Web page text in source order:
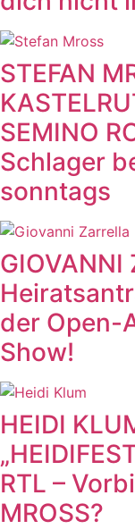
STEFAN
SEMINO
Schlager
sonntags
GIOVANNI
der Open-
Show!
HEIDI
RTL –
MROSS?